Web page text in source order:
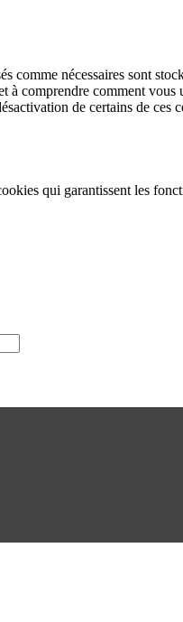
nécessaires sont
comprendre comment vous
de certains de ces
qui garantissent les